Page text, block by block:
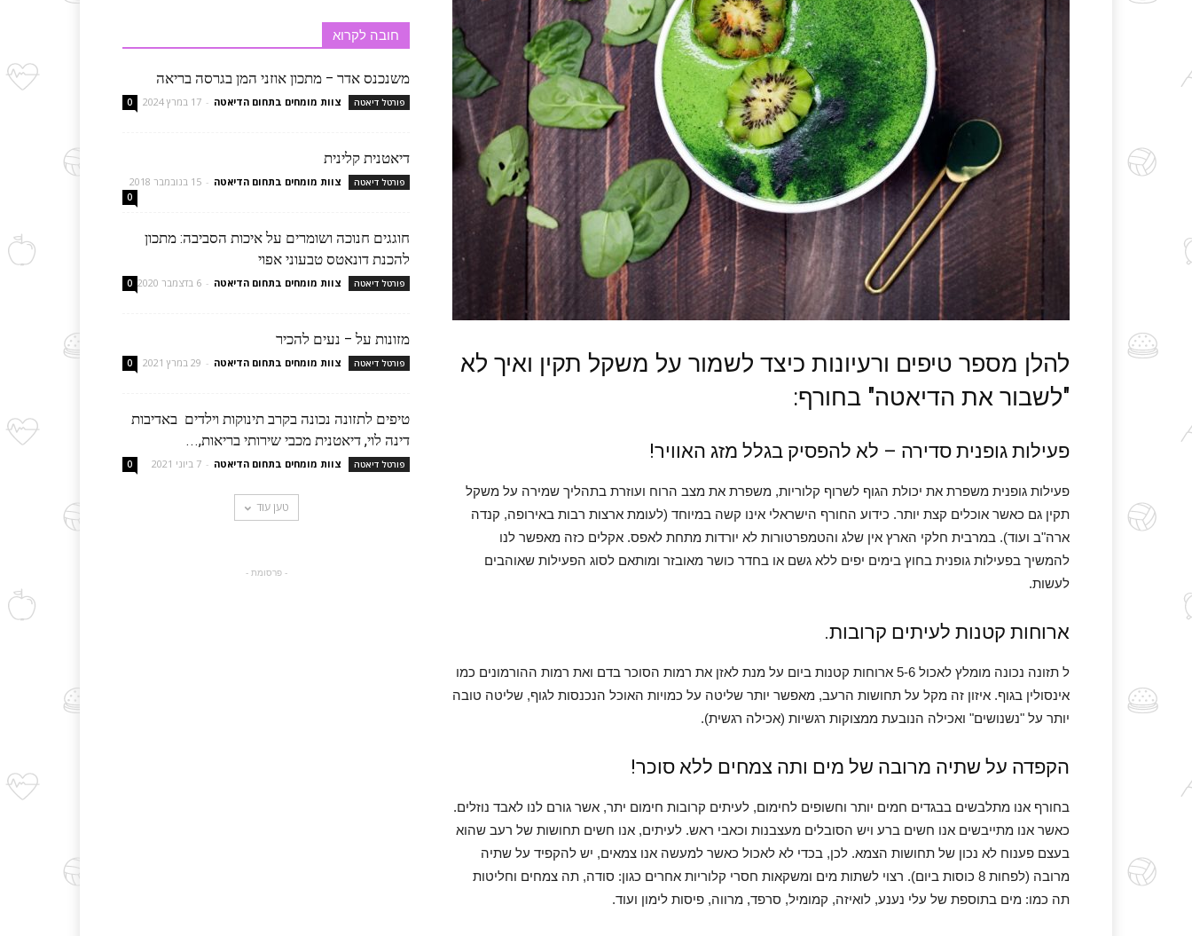
להלן מספר טיפים ורעיונות כיצד לשמור על משקל תקין ואיך לא
"לשבור את הדיאטה" בחורף:
פעילות גופנית סדירה – לא להפסיק בגלל מזג האוויר!
פעילות גופנית משפרת את יכולת הגוף לשרוף קלוריות, משפרת את מצב הרוח ועוזרת בתהליך שמירה על משקל
תקין גם כאשר אוכלים קצת יותר. כידוע החורף הישראלי אינו קשה במיוחד (לעומת ארצות רבות באירופה, קנדה
ארה"ב ועוד). במרבית חלקי הארץ אין שלג והטמפרטורות לא יורדות מתחת לאפס. אקלים כזה מאפשר לנו
להמשיך בפעילות גופנית בחוץ בימים יפים ללא גשם או בחדר כושר מאובזר ומותאם לסוג הפעילות שאוהבים
לעשות.
ארוחות קטנות לעיתים קרובות.
ל תזונה נכונה מומלץ לאכול 5-6 ארוחות קטנות ביום על מנת לאזן את רמות הסוכר בדם ואת רמות ההורמונים כמו
אינסולין בגוף. איזון זה מקל על תחושות הרעב, מאפשר יותר שליטה על כמויות האוכל הנכנסות לגוף, שליטה טובה
יותר על "נשנושים" ואכילה הנובעת ממצוקות רגשיות (אכילה רגשית).
הקפדה על שתיה מרובה של מים ותה צמחים ללא סוכר!
בחורף אנו מתלבשים בבגדים חמים יותר וחשופים לחימום, לעיתים קרובות חימום יתר, אשר גורם לנו לאבד נוזלים.
כאשר אנו מתייבשים אנו חשים ברע ויש הסובלים מעצבנות וכאבי ראש. לעיתים, אנו חשים תחושות של רעב שהוא
בעצם פענוח לא נכון של תחושות הצמא. לכן, בכדי לא לאכול כאשר למעשה אנו צמאים, יש להקפיד על שתיה
מרובה (לפחות 8 כוסות ביום). רצוי לשתות מים ומשקאות חסרי קלוריות אחרים כגון: סודה, תה צמחים וחליטות
תה כמו: מים בתוספת של עלי נענע, לואיזה, קמומיל, סרפד, מרווה, פיסות לימון ועוד.
חובה לקרוא
משנכנס אדר – מתכון אוזני המן בגרסה בריאה
פורטל דיאטה צוות מומחים בתחום הדיאטה - 17 במרץ 2024 0
דיאטנית קלינית
פורטל דיאטה צוות מומחים בתחום הדיאטה - 15 בנובמבר 2018
0
חוגגים חנוכה ושומרים על איכות הסביבה: מתכון
להכנת דונאטס טבעוני אפוי
פורטל דיאטה צוות מומחים בתחום הדיאטה - 6 בדצמבר 2020 0
מזונות על – נעים להכיר
פורטל דיאטה צוות מומחים בתחום הדיאטה - 29 במרץ 2021 0
טיפים לתזונה נכונה בקרב תינוקות וילדים באדיבות
דינה לוי, דיאטנית מכבי שירותי בריאות,...
פורטל דיאטה צוות מומחים בתחום הדיאטה - 7 ביוני 2021 0
טען עוד
- פרסומת -